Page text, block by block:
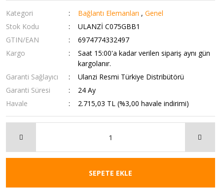
Kategori Bağlantı Elemanları ,Genel
Stok Kodu
ULANZİ C075GBB1
GTIN/EAN
6974774332497
Kargo
Saat 15:00'a kadar verilen sipariş aynı gün
kargolanır.
Garanti Sağlayıcı
Ulanzi Resmi Türkiye Distribütörü
Garanti Süresi
24 Ay
Havale
2.715,03 TL (%3,00 havale indirimi)
SEPETE EKLE